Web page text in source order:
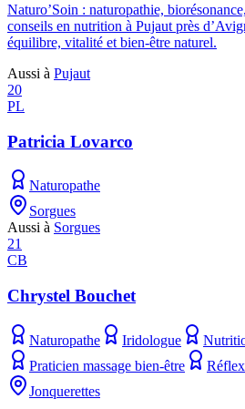
Naturo’Soin : naturopathie,
conseils en nutrition à Pujaut près
équilibre, vitalité et bien-être naturel.
Aussi à Pujaut
20
PL
Patricia Lovarco
Naturopathe
Sorgues
Aussi à Sorgues
21
CB
Chrystel Bouchet
Naturopathe Iridologue
Praticien massage bien-être
Jonquerettes